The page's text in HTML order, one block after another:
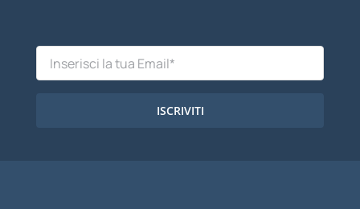
ISCRIVITI